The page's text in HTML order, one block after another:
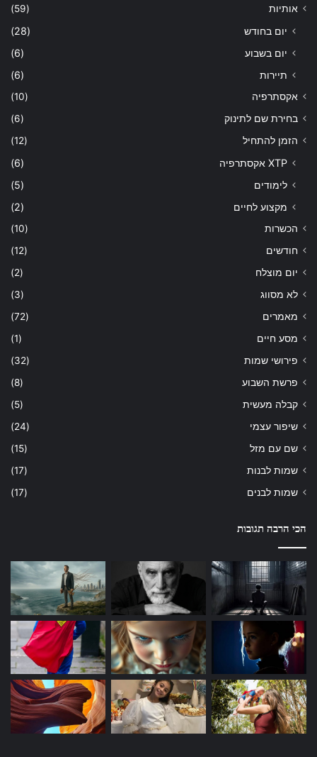
אותיות
(59)
יום בחודש
(28)
יום בשבוע
(6)
תיירות
(6)
אקסתרפיה
(10)
בחירת שם לתינוק
(6)
הזמן להתחיל
(12)
XTP אקסתרפיה
(6)
לימודים
(5)
מקצוע לחיים
(2)
הכשרות
(10)
חודשים
(12)
יום מוצלח
(2)
לא מסווג
(3)
מאמרים
(72)
מסע חיים
(1)
פירושי שמות
(32)
פרשת השבוע
(8)
קבלה מעשית
(5)
שיפור עצמי
(24)
שם עם מזל
(15)
שמות לבנות
(17)
שמות לבנים
(17)
הכי הרבה תגובות